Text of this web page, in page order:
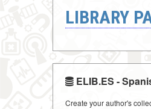
LIBRARY
ELIB.ES -
Create your author's